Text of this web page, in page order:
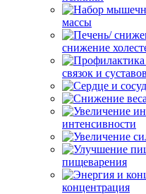
массы
снижение
связок и суставов
интенсивности
пищеварения
концентрация